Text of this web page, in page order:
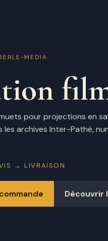
MEDIA
pour projections en
les archives Inter-Pathé,
→ LIVRAISON
Découvrir